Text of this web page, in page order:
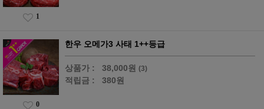
1
한우 오메가3 사태 1++등급
상품가 : 38,000원 (3)
적립금 : 380원
0